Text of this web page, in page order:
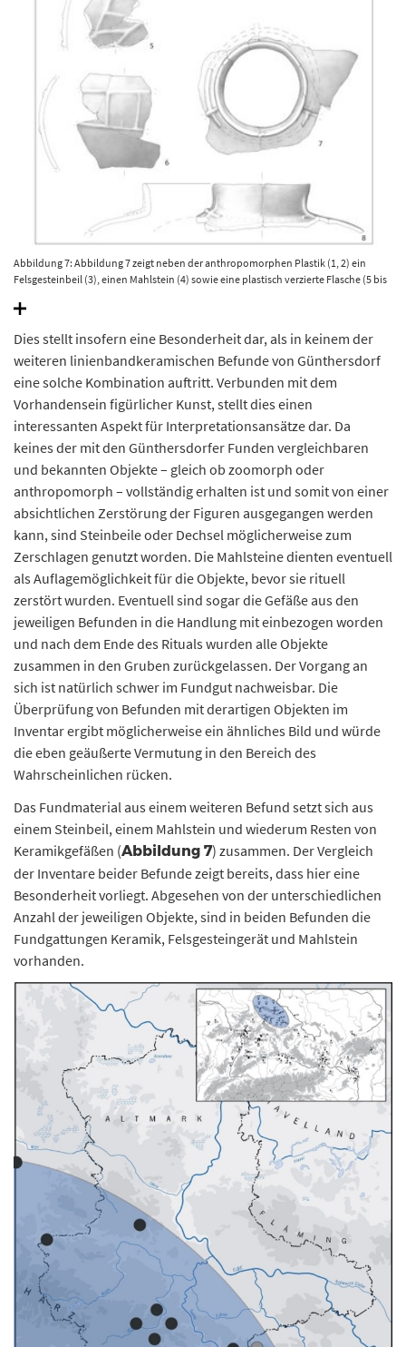
Abbildung 7: Abbildung 7 zeigt neben der anthropomorphen Plastik (1, 2) ein
Felsgesteinbeil (3), einen Mahlstein (4) sowie eine plastisch verzierte Flasche (5 bis
1 zu 2 / 5 bis 8: Maßstab 1 zu 3. © Landesamt für Denkmalpflege und Archäologie
Dies stellt insofern eine Besonderheit dar, als in keinem der
weiteren linienbandkeramischen Befunde von Günthersdorf
eine solche Kombination auftritt. Verbunden mit dem
Vorhandensein figürlicher Kunst, stellt dies einen
interessanten Aspekt für Interpretationsansätze dar. Da
keines der mit den Günthersdorfer Funden vergleichbaren
und bekannten Objekte – gleich ob zoomorph oder
anthropomorph – vollständig erhalten ist und somit von einer
absichtlichen Zerstörung der Figuren ausgegangen werden
kann, sind Steinbeile oder Dechsel möglicherweise zum
Zerschlagen genutzt worden. Die Mahlsteine dienten eventuell
als Auflagemöglichkeit für die Objekte, bevor sie rituell
zerstört wurden. Eventuell sind sogar die Gefäße aus den
jeweiligen Befunden in die Handlung mit einbezogen worden
und nach dem Ende des Rituals wurden alle Objekte
zusammen in den Gruben zurückgelassen. Der Vorgang an
sich ist natürlich schwer im Fundgut nachweisbar. Die
Überprüfung von Befunden mit derartigen Objekten im
Inventar ergibt möglicherweise ein ähnliches Bild und würde
die eben geäußerte Vermutung in den Bereich des
Wahrscheinlichen rücken.
Das Fundmaterial aus einem weiteren Befund setzt sich aus
einem Steinbeil, einem Mahlstein und wiederum Resten von
Keramikgefäßen (Abbildung 7) zusammen. Der Vergleich
der Inventare beider Befunde zeigt bereits, dass hier eine
Besonderheit vorliegt. Abgesehen von der unterschiedlichen
Anzahl der jeweiligen Objekte, sind in beiden Befunden die
Fundgattungen Keramik, Felsgesteingerät und Mahlstein
vorhanden.